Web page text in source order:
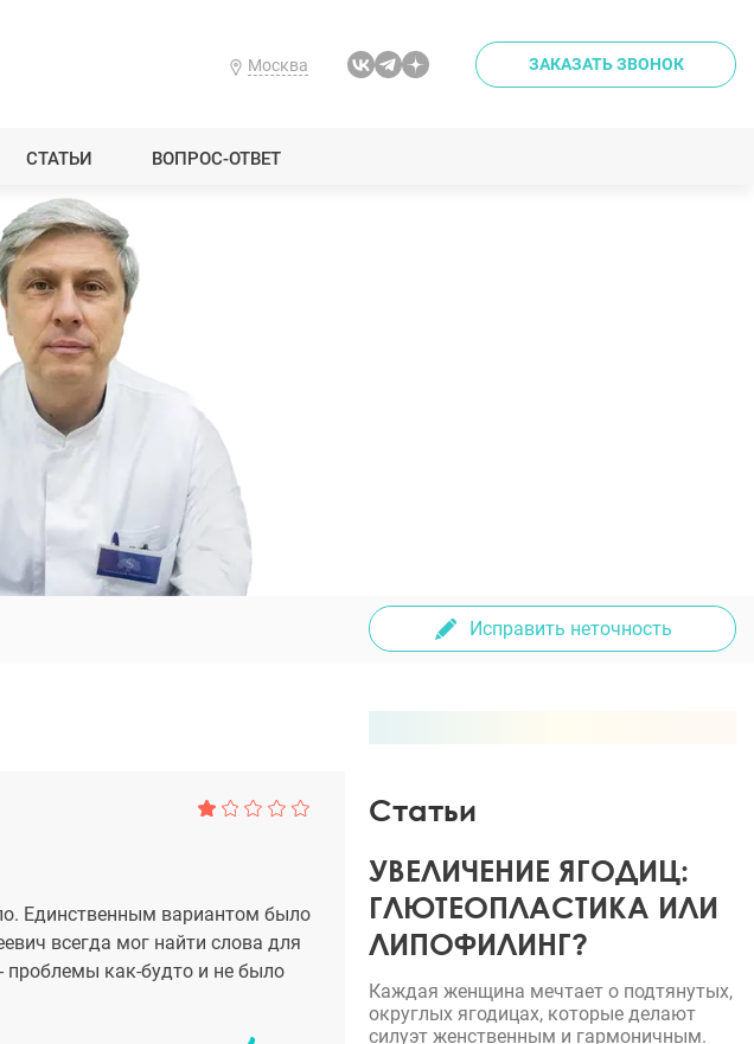
Москва ЗАКАЗАТЬ ЗВОНОК
СТАТЬИ ВОПРОС-ОТВЕТ
Исправить неточность
Единственным вариантом было
всегда мог найти слова для
проблемы как-будто и не было
Статьи
УВЕЛИЧЕНИЕ ЯГОДИЦ:
ГЛЮТЕОПЛАСТИКА ИЛИ
ЛИПОФИЛИНГ?
Каждая женщина мечтает о подтянутых,
округлых ягодицах, которые делают
силуэт женственным и гармоничным.